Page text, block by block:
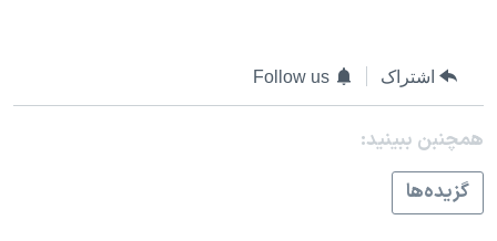
دادگاه حمید نوری
اعتراضات مردمی آبان ۹۸
اشتراک Follow us
همچنبن ببینید:
گزيده‌ها